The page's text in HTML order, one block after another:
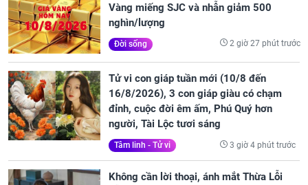
Vàng miếng SJC và nhẫn giảm 500
nghìn/lượng
Đời sống 2 giờ 27 phút trước
Tử vi con giáp tuần mới (10/8 đến
16/8/2026), 3 con giáp giàu có chạm
đỉnh, cuộc đời êm ấm, Phú Quý hơn
người, Tài Lộc tươi sáng
Tâm linh - Tử vi 3 giờ 4 phút trước
Không cần lời thoại, ánh mắt Thừa Lỗi